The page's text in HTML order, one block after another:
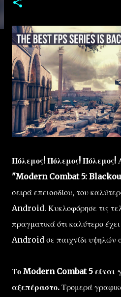
Πόλεμος! Πόλεμος! Πόλεμος!
"Modern Combat 5:
σειρά επεισοδίου, του
Android. Κυκλοφόρησε τις
πραγματικά ότι καλύτερο έχει
Android σε παιχνίδι υψηλών
Το Modern Combat 5 είναι
αξεπέραστο. Τρομερά